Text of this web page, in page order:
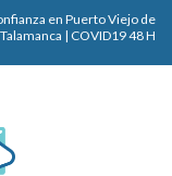
en Puerto Viejo de
Talamanca | COVID19 48 H